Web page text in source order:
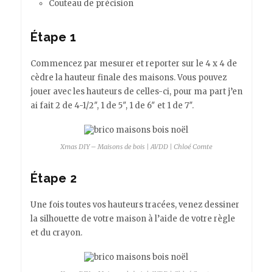
Couteau de précision
Étape 1
Commencez par mesurer et reporter sur le 4 x 4 de
cèdre la hauteur finale des maisons. Vous pouvez
jouer avec les hauteurs de celles-ci, pour ma part j’en
ai fait 2 de 4-1/2″, 1 de 5″, 1 de 6″ et 1 de 7″.
Xmas DIY – Maisons de bois | AVDD | Chloé Comte
Étape 2
Une fois toutes vos hauteurs tracées, venez dessiner
la silhouette de votre maison à l’aide de votre règle
et du crayon.